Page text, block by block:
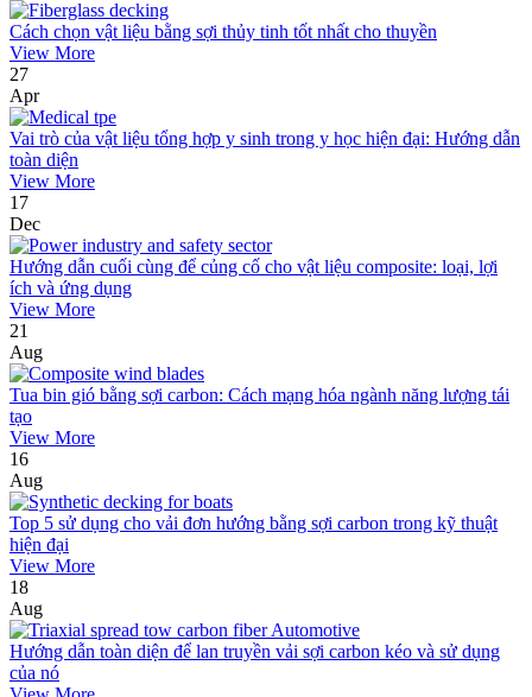
Cách chọn vật liệu bằng sợi thủy tinh tốt nhất cho thuyền
View More
27
Apr
Vai trò của vật liệu tổng hợp y sinh trong y học hiện đại: Hướng dẫn
toàn diện
View More
17
Dec
Hướng dẫn cuối cùng để củng cố cho vật liệu composite: loại, lợi
ích và ứng dụng
View More
21
Aug
Tua bin gió bằng sợi carbon: Cách mạng hóa ngành năng lượng tái
tạo
View More
16
Aug
Top 5 sử dụng cho vải đơn hướng bằng sợi carbon trong kỹ thuật
hiện đại
View More
18
Aug
Hướng dẫn toàn diện để lan truyền vải sợi carbon kéo và sử dụng
của nó